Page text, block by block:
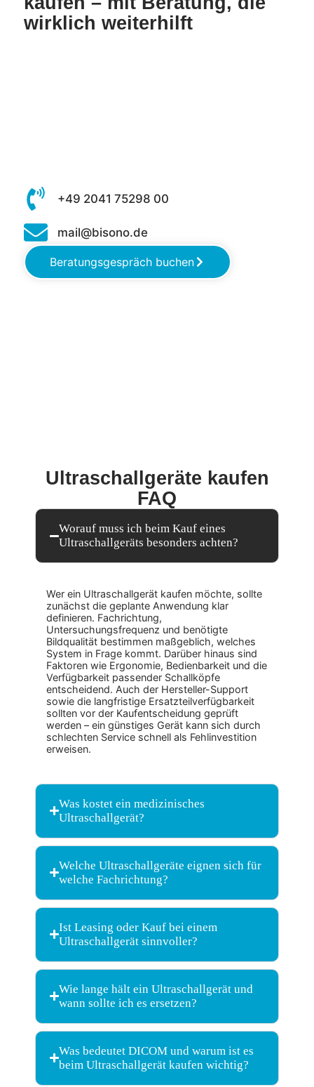
wirklich weiterhilft
+49 2041 75298 00
mail@bisono.de
Beratungsgespräch buchen
Ultraschallgeräte kaufen
FAQ
Worauf muss ich beim Kauf eines
Ultraschallgeräts besonders achten?
Wer ein Ultraschallgerät kaufen möchte, sollte
zunächst die geplante Anwendung klar
definieren. Fachrichtung,
Untersuchungsfrequenz und benötigte
Bildqualität bestimmen maßgeblich, welches
System in Frage kommt. Darüber hinaus sind
Faktoren wie Ergonomie, Bedienbarkeit und die
Verfügbarkeit passender Schallköpfe
entscheidend. Auch der Hersteller-Support
sowie die langfristige Ersatzteilverfügbarkeit
sollten vor der Kaufentscheidung geprüft
werden – ein günstiges Gerät kann sich durch
schlechten Service schnell als Fehlinvestition
erweisen.
Was kostet ein medizinisches
Ultraschallgerät?
Welche Ultraschallgeräte eignen sich für
welche Fachrichtung?
Ist Leasing oder Kauf bei einem
Ultraschallgerät sinnvoller?
Wie lange hält ein Ultraschallgerät und
wann sollte ich es ersetzen?
Was bedeutet DICOM und warum ist es
beim Ultraschallgerät kaufen wichtig?